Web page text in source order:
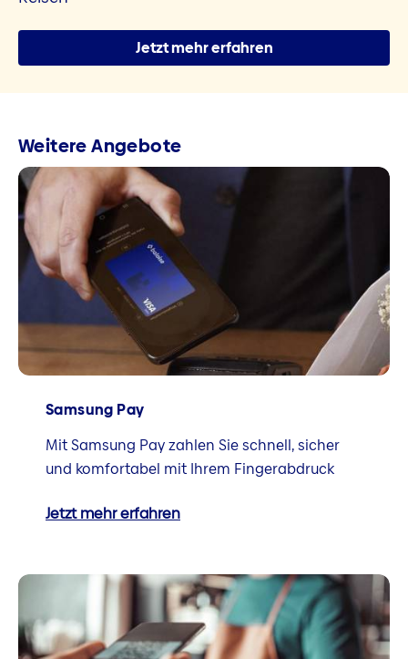
Jetzt mehr erfahren
Weitere Angebote
Samsung Pay
Mit Samsung Pay zahlen Sie schnell, sicher
und komfortabel mit Ihrem Fingerabdruck
Jetzt mehr erfahren